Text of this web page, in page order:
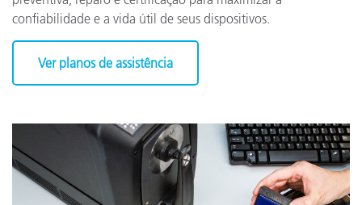
confiabilidade e a vida útil de seus dispositivos.
Ver planos de assistência